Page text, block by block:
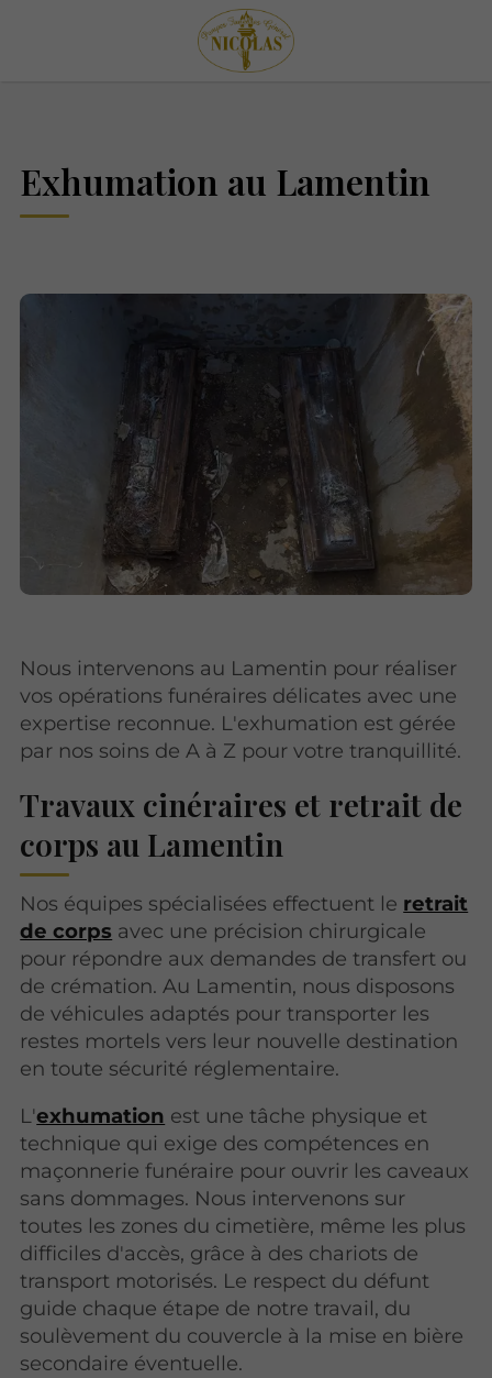
Exhumation au Lamentin
Nous intervenons au Lamentin pour réaliser
vos opérations funéraires délicates avec une
expertise reconnue. L'exhumation est gérée
par nos soins de A à Z pour votre tranquillité.
Travaux cinéraires et retrait de
corps au Lamentin
Nos équipes spécialisées effectuent le retrait
de corps avec une précision chirurgicale
pour répondre aux demandes de transfert ou
de crémation. Au Lamentin, nous disposons
de véhicules adaptés pour transporter les
restes mortels vers leur nouvelle destination
en toute sécurité réglementaire.
L'exhumation est une tâche physique et
technique qui exige des compétences en
maçonnerie funéraire pour ouvrir les caveaux
sans dommages. Nous intervenons sur
toutes les zones du cimetière, même les plus
difficiles d'accès, grâce à des chariots de
transport motorisés. Le respect du défunt
guide chaque étape de notre travail, du
soulèvement du couvercle à la mise en bière
secondaire éventuelle.